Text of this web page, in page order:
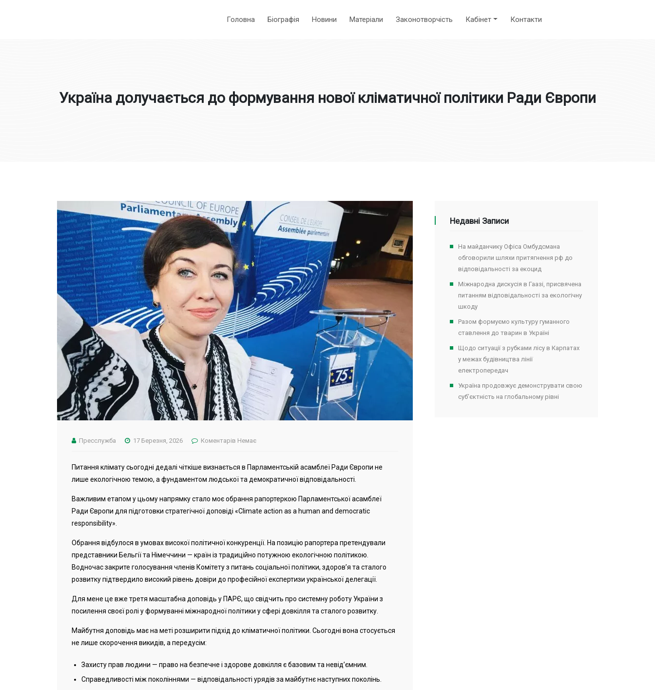
Головна Біографія Новини Матеріали Законотворчість Кабінет Контакти
Україна долучається до формування нової кліматичної політики Ради Європи
Пресслужба 17 Березня, 2026 Коментарів Немає
Питання клімату сьогодні дедалі чіткіше визнається в Парламентській асамблеї Ради Європи не
лише екологічною темою, а фундаментом людської та демократичної відповідальності.
Важливим етапом у цьому напрямку стало моє обрання рапортеркою Парламентської асамблеї
Ради Європи для підготовки стратегічної доповіді «Climate action as a human and democratic
responsibility».
Обрання відбулося в умовах високої політичної конкуренції. На позицію рапортера претендували
представники Бельгії та Німеччини — країн із традиційно потужною екологічною політикою.
Водночас закрите голосування членів Комітету з питань соціальної політики, здоров’я та сталого
розвитку підтвердило високий рівень довіри до професійної експертизи української делегації.
Для мене це вже третя масштабна доповідь у ПАРЄ, що свідчить про системну роботу України з
посилення своєї ролі у формуванні міжнародної політики у сфері довкілля та сталого розвитку.
Майбутня доповідь має на меті розширити підхід до кліматичної політики. Сьогодні вона стосується
не лише скорочення викидів, а передусім:
Захисту прав людини — право на безпечне і здорове довкілля є базовим та невід’ємним.
Справедливості між поколіннями — відповідальності урядів за майбутнє наступних поколінь.
Недавні Записи
На майданчику Офіса Омбудсмана
обговорили шляхи притягнення рф до
відповідальності за екоцид
Міжнародна дискусія в Гаазі, присвячена
питанням відповідальності за екологічну
шкоду
Разом формуємо культуру гуманного
ставлення до тварин в Україні
Щодо ситуації з рубками лісу в Карпатах
у межах будівництва лінії
електропередач
Україна продовжує демонструвати свою
суб’єктність на глобальному рівні